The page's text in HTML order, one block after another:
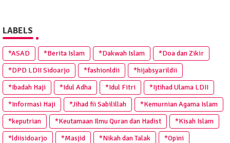
LABELS
*ASAD *Berita Islam *Dakwah Islam
*Doa dan Zikir
*DPD LDII Sidoarjo
*fashionldii
*hijabsyarildii
*Ibadah Haji
*Idul Adha *Idul Fitri
*Ijtihad Ulama LDII
*Informasi Haji
*Jihad fii Sabilillah
*Kemurnian Agama Islam
*keputrian
*Keutamaan Ilmu Quran dan Hadist
*Kisah Islam
*ldiisidoarjo
*Masjid *Nikah dan Talak
*Opini